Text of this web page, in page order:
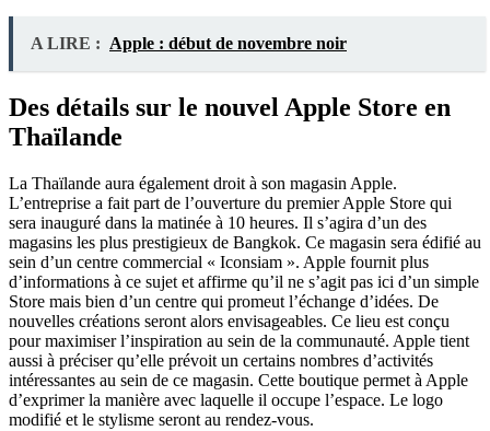
A LIRE : Apple : début de novembre noir
Des détails sur le nouvel Apple Store en
Thaïlande
La Thaïlande aura également droit à son magasin Apple.
L’entreprise a fait part de l’ouverture du premier Apple Store qui
sera inauguré dans la matinée à 10 heures. Il s’agira d’un des
magasins les plus prestigieux de Bangkok. Ce magasin sera édifié au
sein d’un centre commercial « Iconsiam ». Apple fournit plus
d’informations à ce sujet et affirme qu’il ne s’agit pas ici d’un simple
Store mais bien d’un centre qui promeut l’échange d’idées. De
nouvelles créations seront alors envisageables. Ce lieu est conçu
pour maximiser l’inspiration au sein de la communauté. Apple tient
aussi à préciser qu’elle prévoit un certains nombres d’activités
intéressantes au sein de ce magasin. Cette boutique permet à Apple
d’exprimer la manière avec laquelle il occupe l’espace. Le logo
modifié et le stylisme seront au rendez-vous.